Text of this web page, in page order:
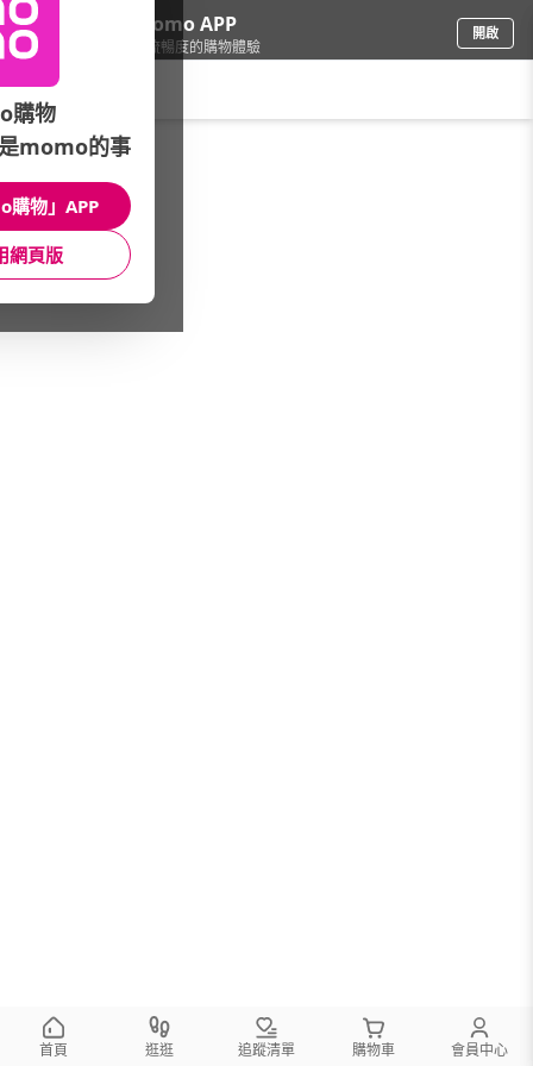
下載momo APP
給你3倍流暢度的購物體驗
開啟
電腦/組件/電競筆記型電腦
本館精選商品
館長推薦 月銷量
首頁 逛逛 追蹤清單 購物車 會員中心
購物
momo的事
購物」APP
網頁版